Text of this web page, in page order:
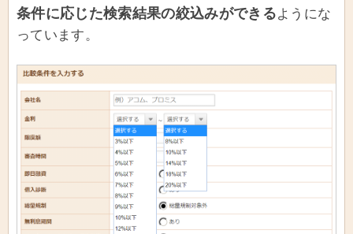
条件に応じた検索結果の絞込みができるようにな
っています。